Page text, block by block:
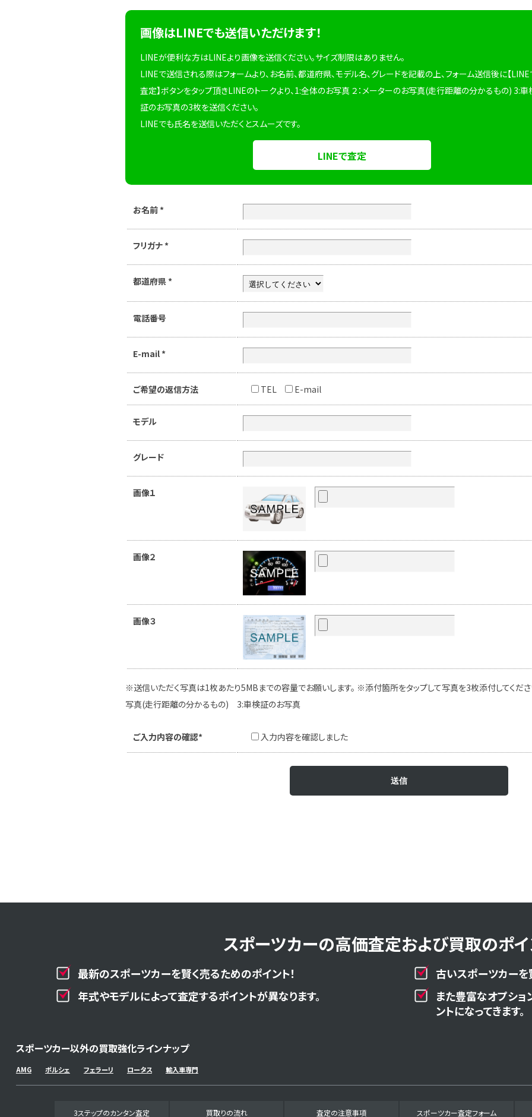
画像はLINEでも送信いただけます！
LINEが便利な方はLINEより画像を送信ください。サイズ制限はありません。
LINEで送信される際はフォームより、お名前、都道府県、モデル名、グレードを記載の上、フォーム送信後に【LINE
査定】ボタンをタップ頂きLINEのトークより、1:全体のお写真 ２：メーターのお写真(走行距離の分かるもの) 3:車
証のお写真の3枚を送信ください。
LINEでも氏名を送信いただくとスムーズです。
LINEで査定
お名前 *
フリガナ *
都道府県 *
電話番号
E-mail *
ご希望の返信方法 TEL E-mail
モデル
グレード
画像１
画像２
画像３
※送信いただく写真は1枚あたり5MBまでの容量でお願いします。 ※添付箇所をタップして写真を3枚添付してくだ
写真(走行距離の分かるもの) 3:車検証のお写真
ご入力内容の確認* 入力内容を確認しました
スポーツカーの高価査定および買取のポイ
最新のスポーツカーを賢く売るためのポイント！
古いスポーツカーを
年式やモデルによって査定するポイントが異なります。
また豊富なオプシ
ントになってきます。
スポーツカー以外の買取強化ラインナップ
AMG ポルシェ フェラーリ ロータス 輸入車専門
3ステップのカンタン査定 買取りの流れ 査定の注意事項 スポーツカー査定フォーム